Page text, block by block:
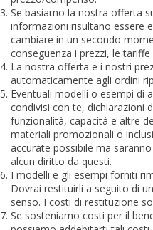
Se basiamo la nostra offerta
informazioni risultano essere
cambiare in un secondo
conseguenza i prezzi, le
La nostra offerta e i nostri
automaticamente agli ordini
Eventuali modelli o esempi di
condivisi con te, dichiarazioni
funzionalità, capacità e altre
materiali promozionali o
accurate possibile ma
alcun diritto da questi.
I modelli e gli esempi forniti
Dovrai restituirli a seguito di
senso. I costi di restituzione
Se sosteniamo costi per il